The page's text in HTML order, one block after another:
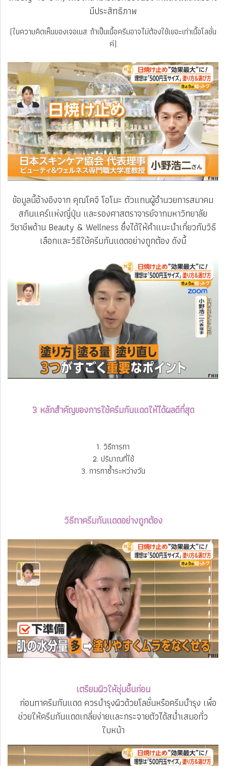
มีประสิทธิภาพ
(ในความคิดเห็นของเจอเนส ถ้าเป็นเนื้อครีมอาจไม่ต้องใช้เยอะเท่าเนื้อโลชั่น
ค่)
ข้อมูลนี้อ้างอิงจาก คุณโคจิ โอโนะ ตัวแทนผู้อำนวยการสมาคม
สกินแคร์แห่งญี่ปุ่น และรองศาสตราจารย์จากมหาวิทยาลัย
วิชาชีพด้าน Beauty & Wellness ซึ่งได้ให้คำแนะนำเกี่ยวกับวิธี
เลือกและวิธีใช้ครีมกันแดดอย่างถูกต้อง ดังนี้
3 หลักสำคัญของการใช้ครีมกันแดดให้ได้ผลดีที่สุด
1. วิธีการทา
2. ปริมาณที่ใช้
3. การทาซ้ำระหว่างวัน
วิธีทาครีมกันแดดอย่างถูกต้อง
เตรียมผิวให้ชุ่มชื้นก่อน
ก่อนทาครีมกันแดด ควรบำรุงผิวด้วยโลชั่นหรือครีมบำรุง เพื่อ
ช่วยให้ครีมกันแดดเกลี่ยง่ายและกระจายตัวได้สม่ำเสมอทั่ว
ใบหน้า